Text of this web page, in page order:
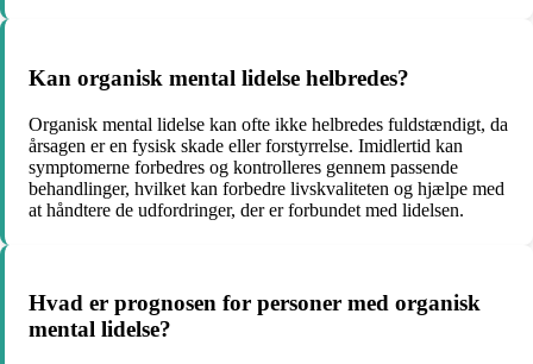
Kan organisk mental lidelse helbredes?
Organisk mental lidelse kan ofte ikke helbredes fuldstændigt, da
årsagen er en fysisk skade eller forstyrrelse. Imidlertid kan
symptomerne forbedres og kontrolleres gennem passende
behandlinger, hvilket kan forbedre livskvaliteten og hjælpe med
at håndtere de udfordringer, der er forbundet med lidelsen.
Hvad er prognosen for personer med organisk
mental lidelse?